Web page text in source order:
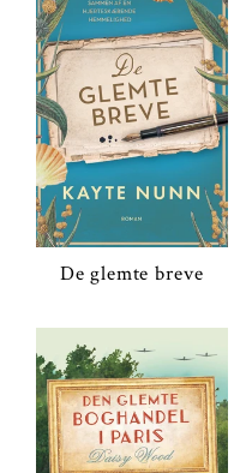
De glemte breve